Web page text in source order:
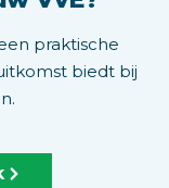
praktische
biedt bij